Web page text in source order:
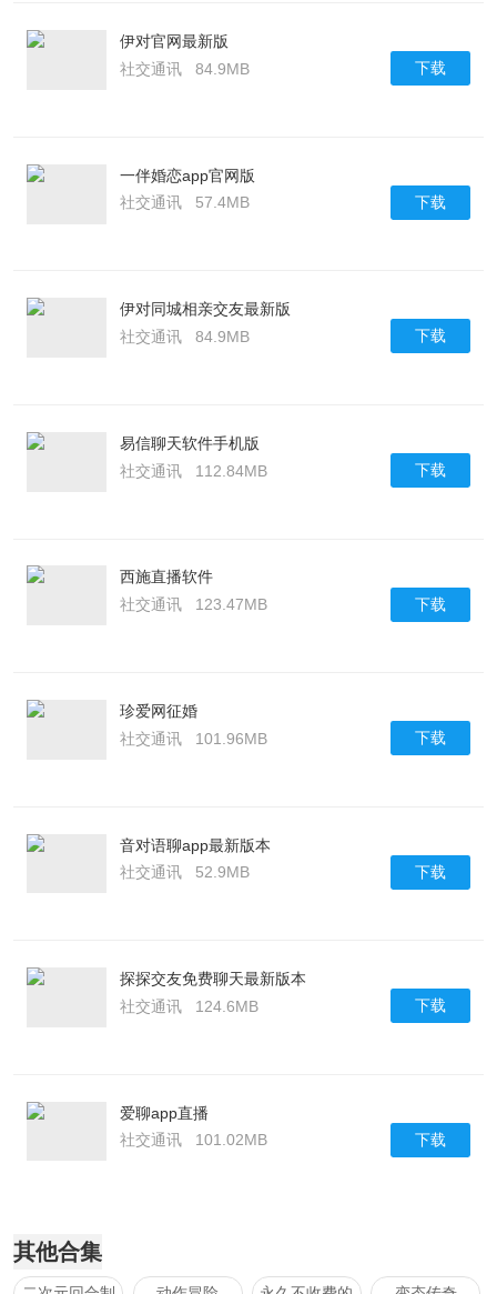
伊对官网最新版
社交通讯
84.9MB 下载
一伴婚恋app官网版
社交通讯
57.4MB 下载
伊对同城相亲交友最新版
社交通讯
84.9MB 下载
易信聊天软件手机版
社交通讯
112.84MB 下载
西施直播软件
社交通讯
123.47MB 下载
珍爱网征婚
社交通讯
101.96MB 下载
音对语聊app最新版本
社交通讯
52.9MB 下载
探探交友免费聊天最新版本
社交通讯
124.6MB 下载
爱聊app直播
社交通讯
101.02MB 下载
其他合集